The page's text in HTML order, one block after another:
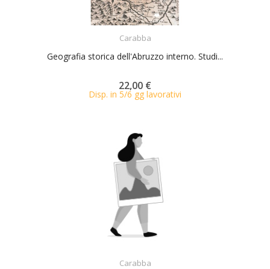
Carabba
Geografia storica dell'Abruzzo interno. Studi...
22,00 €
Disp. in 5/6 gg lavorativi
Carabba